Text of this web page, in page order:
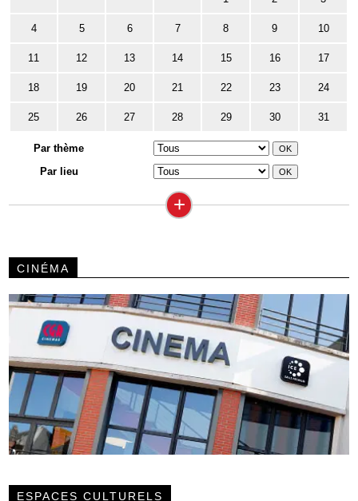
4 5 6 7 8 9 10
11 12 13 14 15 16 17
18 19 20 21 22 23 24
25 26 27 28 29 30 31
Par thème
Par lieu
+
CINÉMA
ESPACES CULTURELS